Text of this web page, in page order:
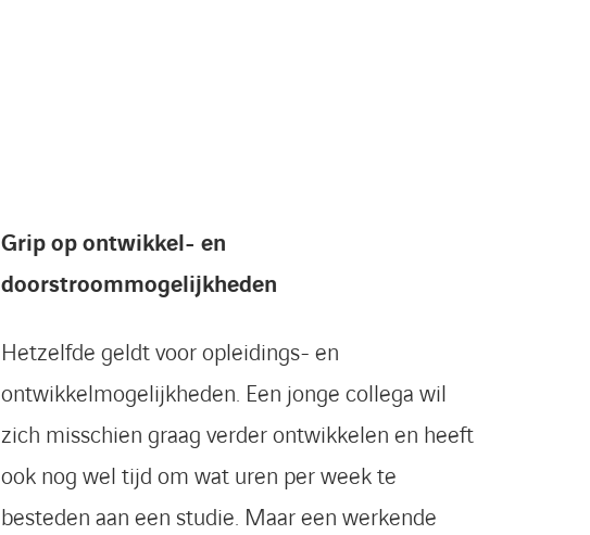
Grip op ontwikkel- en
doorstroommogelijkheden
Hetzelfde geldt voor opleidings- en
ontwikkelmogelijkheden. Een jonge collega wil
zich misschien graag verder ontwikkelen en heeft
ook nog wel tijd om wat uren per week te
besteden aan een studie. Maar een werkende